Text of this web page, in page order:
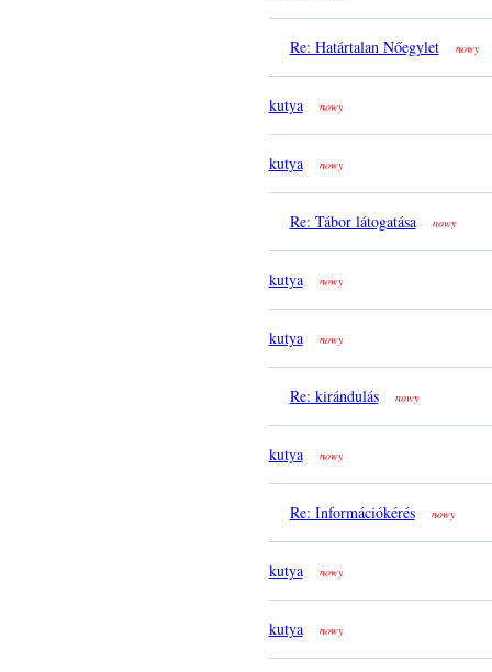
Re: Határtalan Nőegylet nowy
kutya nowy
kutya nowy
Re: Tábor látogatása nowy
kutya nowy
kutya nowy
Re: kirándulás nowy
kutya nowy
Re: Információkérés nowy
kutya nowy
kutya nowy